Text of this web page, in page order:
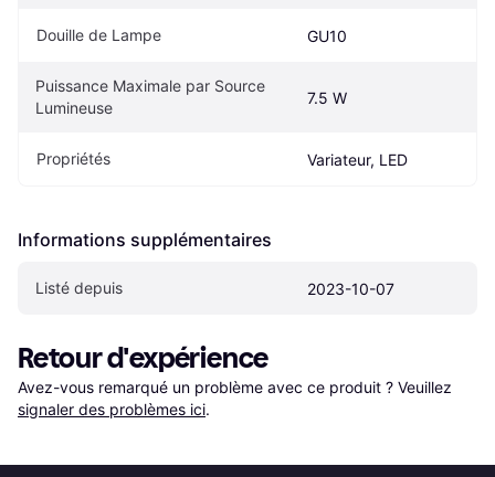
Douille de Lampe GU10
Puissance Maximale par Source
Lumineuse
7.5 W
Propriétés Variateur, LED
Informations supplémentaires
Listé depuis 2023-10-07
Retour d'expérience
Avez-vous remarqué un problème avec ce produit ? Veuillez
signaler des problèmes ici.